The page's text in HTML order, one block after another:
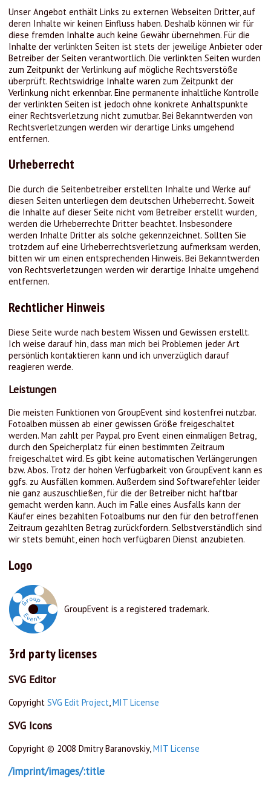
Unser Angebot enthält Links zu externen Webseiten Dritter, auf
deren Inhalte wir keinen Einfluss haben. Deshalb können wir für
diese fremden Inhalte auch keine Gewähr übernehmen. Für die
Inhalte der verlinkten Seiten ist stets der jeweilige Anbieter oder
Betreiber der Seiten verantwortlich. Die verlinkten Seiten wurden
zum Zeitpunkt der Verlinkung auf mögliche Rechtsverstöße
überprüft. Rechtswidrige Inhalte waren zum Zeitpunkt der
Verlinkung nicht erkennbar. Eine permanente inhaltliche Kontrolle
der verlinkten Seiten ist jedoch ohne konkrete Anhaltspunkte
einer Rechtsverletzung nicht zumutbar. Bei Bekanntwerden von
Rechtsverletzungen werden wir derartige Links umgehend
entfernen.
Urheberrecht
Die durch die Seitenbetreiber erstellten Inhalte und Werke auf
diesen Seiten unterliegen dem deutschen Urheberrecht. Soweit
die Inhalte auf dieser Seite nicht vom Betreiber erstellt wurden,
werden die Urheberrechte Dritter beachtet. Insbesondere
werden Inhalte Dritter als solche gekennzeichnet. Sollten Sie
trotzdem auf eine Urheberrechtsverletzung aufmerksam werden,
bitten wir um einen entsprechenden Hinweis. Bei Bekanntwerden
von Rechtsverletzungen werden wir derartige Inhalte umgehend
entfernen.
Rechtlicher Hinweis
Diese Seite wurde nach bestem Wissen und Gewissen erstellt.
Ich weise darauf hin, dass man mich bei Problemen jeder Art
persönlich kontaktieren kann und ich unverzüglich darauf
reagieren werde.
Leistungen
Die meisten Funktionen von GroupEvent sind kostenfrei nutzbar.
Fotoalben müssen ab einer gewissen Größe freigeschaltet
werden. Man zahlt per Paypal pro Event einen einmaligen Betrag,
durch den Speicherplatz für einen bestimmten Zeitraum
freigeschaltet wird. Es gibt keine automatischen Verlängerungen
bzw. Abos. Trotz der hohen Verfügbarkeit von GroupEvent kann es
ggfs. zu Ausfällen kommen. Außerdem sind Softwarefehler leider
nie ganz auszuschließen, für die der Betreiber nicht haftbar
gemacht werden kann. Auch im Falle eines Ausfalls kann der
Käufer eines bezahlten Fotoalbums nur den für den betroffenen
Zeitraum gezahlten Betrag zurückfordern. Selbstverständlich sind
wir stets bemüht, einen hoch verfügbaren Dienst anzubieten.
Logo
GroupEvent is a registered trademark.
3rd party licenses
SVG Editor
Copyright SVG Edit Project,MIT License
SVG Icons
Copyright © 2008 Dmitry Baranovskiy, MIT License
/imprint/images/:title